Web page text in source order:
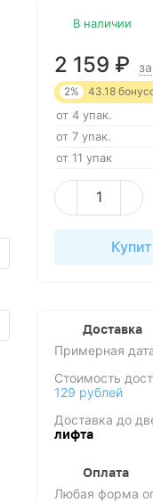
В наличии
2 159 ₽
2% 43.18
от 4 упак.
от 7 упак.
от 11 упак
Доставка
Примерная
Стоимость
129 рублей
Доставка до
лифта
Оплата
Любая форма